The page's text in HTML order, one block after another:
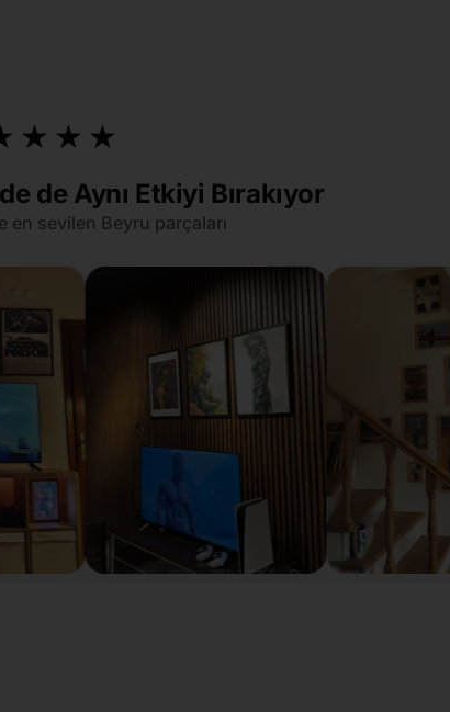
de Aynı Etkiyi Bırakıyor
en sevilen Beyru parçaları